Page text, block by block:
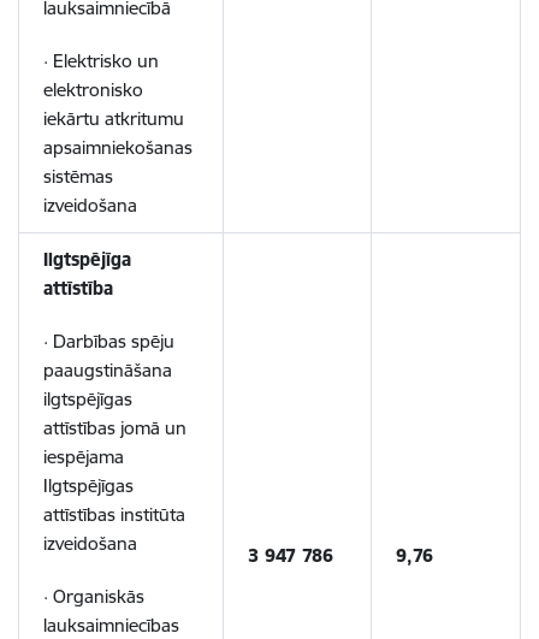
lauksaimniecībā
· Elektrisko un
elektronisko
iekārtu atkritumu
apsaimniekošanas
sistēmas
izveidošana
Ilgtspējīga
attīstība
· Darbības spēju
paaugstināšana
ilgtspējīgas
attīstības jomā un
iespējama
Ilgtspējīgas
attīstības institūta
izveidošana
· Organiskās
lauksaimniecības
3 947 786 9,76